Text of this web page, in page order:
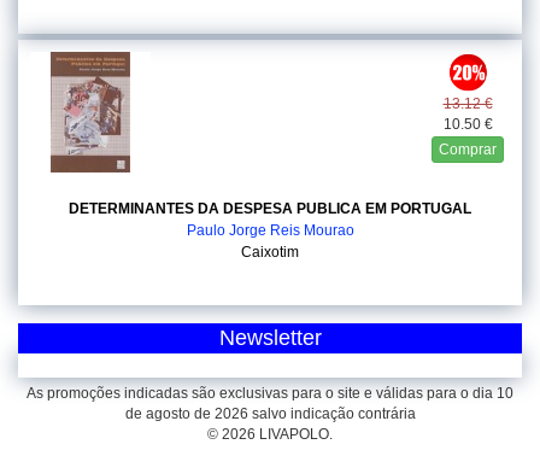
13.12 €
10.50 €
Comprar
DETERMINANTES DA DESPESA PUBLICA EM PORTUGAL
Paulo Jorge Reis Mourao
Caixotim
Newsletter
As promoções indicadas são exclusivas para o site e válidas para o dia 10
de agosto de 2026 salvo indicação contrária
© 2026 LIVAPOLO.